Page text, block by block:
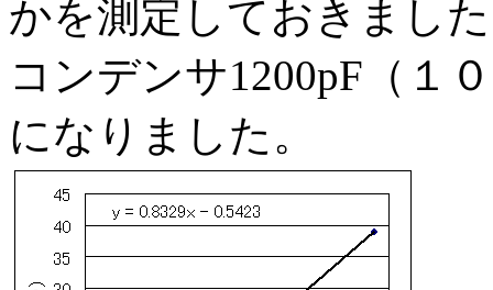
かを測定しておきまし
コンデンサ1200pF（１
になりました。